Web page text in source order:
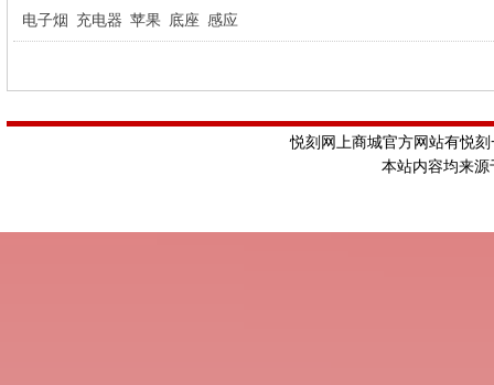
电子烟 充电器 苹果 底座 感应
悦刻网上商城官方网站有悦
本站内容均来